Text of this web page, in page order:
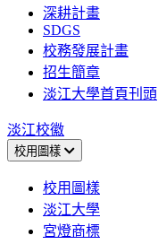
深耕計畫
SDGS
校務發展計畫
招生簡章
淡江大學首頁刊頭
淡江校徽
校用圖樣
校用圖樣
淡江大學
宮燈商標